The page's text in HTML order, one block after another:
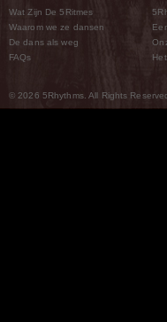
Wat Zijn De 5Ritmes
Waarom we ze dansen
De dans als weg
FAQs
© 2026 5Rhythms. All Rights